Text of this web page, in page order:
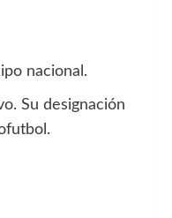
nacional.
Su designación